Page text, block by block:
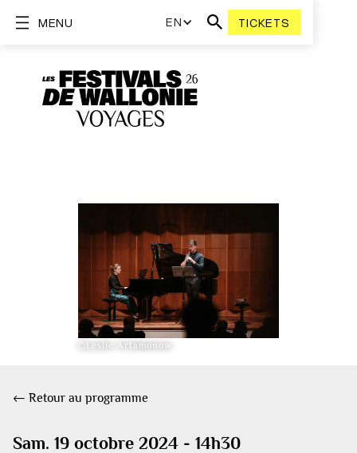
EN TICKETS
MENU
©Leslie Artamonow
← Retour au programme
Sam. 19 octobre 2024 - 14h30